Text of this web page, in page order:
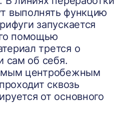
выполнять функцию
запускается
помощью
трется о
сам об себя.
центробежным
сквозь
от основного